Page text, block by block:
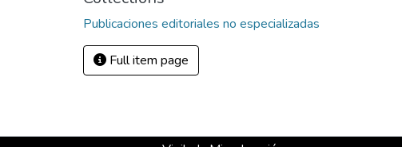
Publicaciones editoriales no especializadas
Full item page